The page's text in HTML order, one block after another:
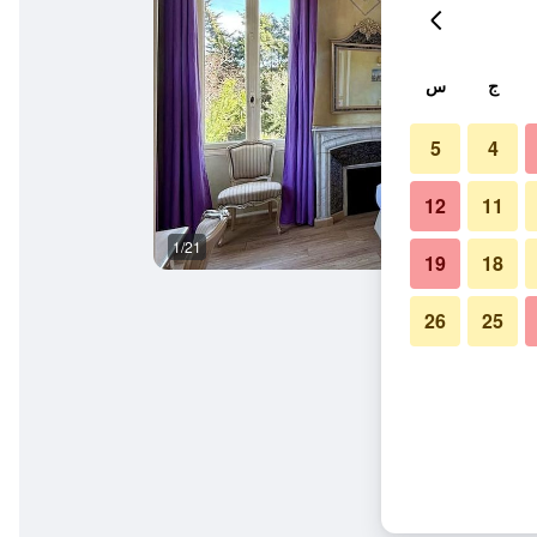
1/21
ج س
4
5
11
12
18
19
25
26